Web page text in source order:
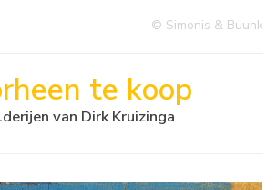
© Simonis & Buunk
te koop
van Dirk Kruizinga